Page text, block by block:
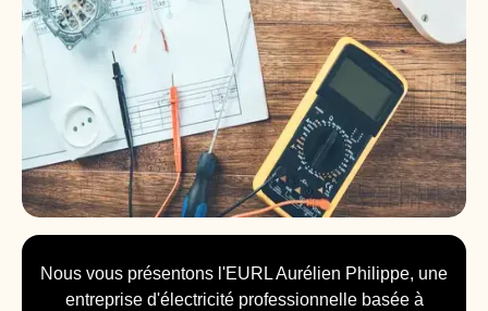
Nous vous présentons l'EURL Aurélien Philippe, une
entreprise d'électricité professionnelle basée à